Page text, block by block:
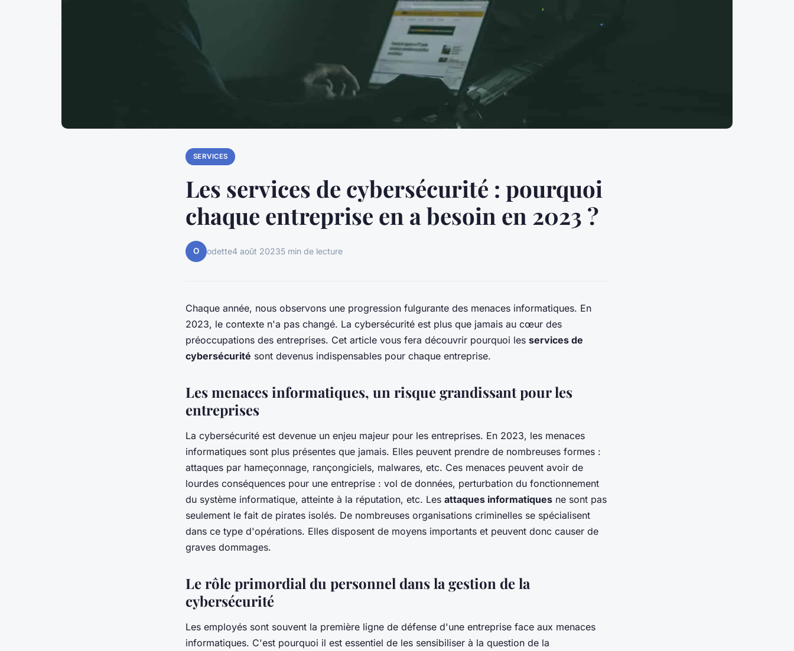
SERVICES
Les services de cybersécurité : pourquoi
chaque entreprise en a besoin en 2023 ?
O odette4 août 20235 min de lecture
Chaque année, nous observons une progression fulgurante des menaces informatiques. En
2023, le contexte n'a pas changé. La cybersécurité est plus que jamais au cœur des
préoccupations des entreprises. Cet article vous fera découvrir pourquoi les services de
cybersécurité sont devenus indispensables pour chaque entreprise.
Les menaces informatiques, un risque grandissant pour les
entreprises
La cybersécurité est devenue un enjeu majeur pour les entreprises. En 2023, les menaces
informatiques sont plus présentes que jamais. Elles peuvent prendre de nombreuses formes :
attaques par hameçonnage, rançongiciels, malwares, etc. Ces menaces peuvent avoir de
lourdes conséquences pour une entreprise : vol de données, perturbation du fonctionnement
du système informatique, atteinte à la réputation, etc. Les attaques informatiques ne sont pas
seulement le fait de pirates isolés. De nombreuses organisations criminelles se spécialisent
dans ce type d'opérations. Elles disposent de moyens importants et peuvent donc causer de
graves dommages.
Le rôle primordial du personnel dans la gestion de la
cybersécurité
Les employés sont souvent la première ligne de défense d'une entreprise face aux menaces
informatiques. C'est pourquoi il est essentiel de les sensibiliser à la question de la